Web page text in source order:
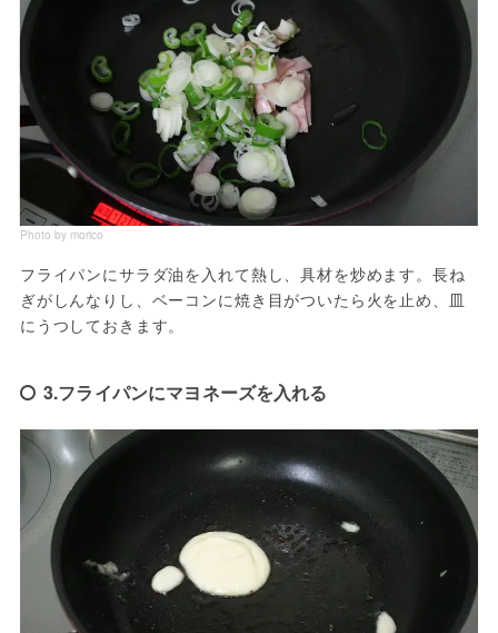
Photo by morico
フライパンにサラダ油を入れて熱し、具材を炒めます。長ね
ぎがしんなりし、ベーコンに焼き目がついたら火を止め、皿
にうつしておきます。
3.フライパンにマヨネーズを入れる